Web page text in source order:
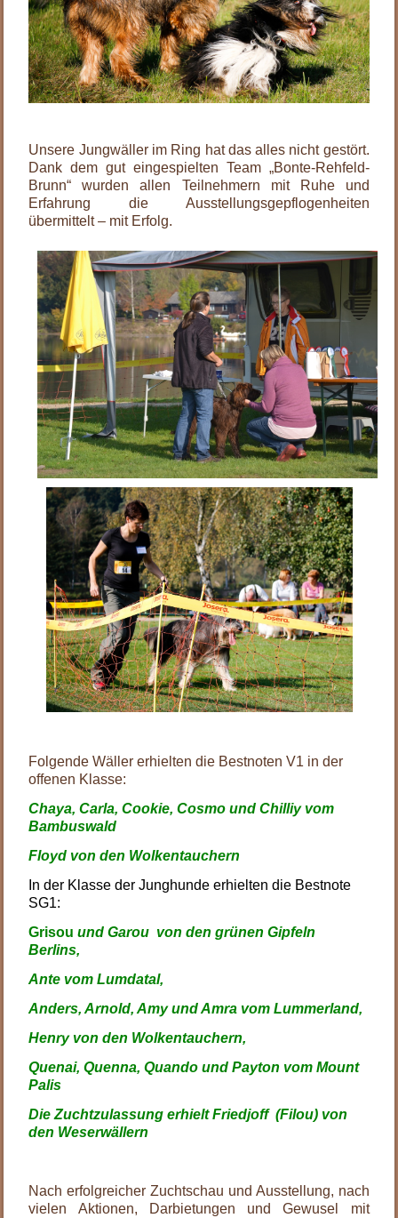
Unsere Jungwäller im Ring hat das alles nicht gestört.
Dank dem gut eingespielten Team „Bonte-Rehfeld-
Brunn“ wurden allen Teilnehmern mit Ruhe und
Erfahrung die Ausstellungsgepflogenheiten
übermittelt – mit Erfolg.
Folgende Wäller erhielten die Bestnoten V1 in der
offenen Klasse:
Chaya, Carla, Cookie, Cosmo und Chilliy vom
Bambuswald
Floyd von den Wolkentauchern
In der Klasse der Junghunde erhielten die Bestnote
SG1:
Grisou und Garou von den grünen Gipfeln
Berlins,
Ante vom Lumdatal,
Anders, Arnold, Amy und Amra vom Lummerland,
Henry von den Wolkentauchern,
Quenai, Quenna, Quando und Payton vom Mount
Palis
Die Zuchtzulassung erhielt Friedjoff (Filou) von
den Weserwällern
Nach erfolgreicher Zuchtschau und Ausstellung, nach
vielen Aktionen, Darbietungen und Gewusel mit